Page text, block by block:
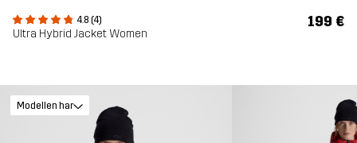
4.8 (4)
Ultra Hybrid Jacket Women
199 €
Modellen har